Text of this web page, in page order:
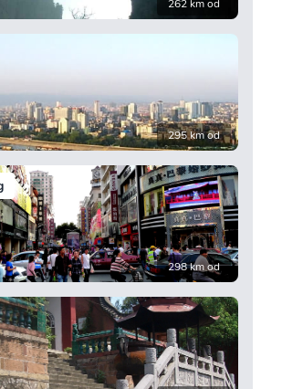
262 km od
295 km od
298 km od